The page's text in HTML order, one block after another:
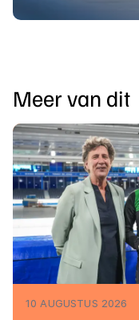
Meer van dit
10 AUGUSTUS 2026